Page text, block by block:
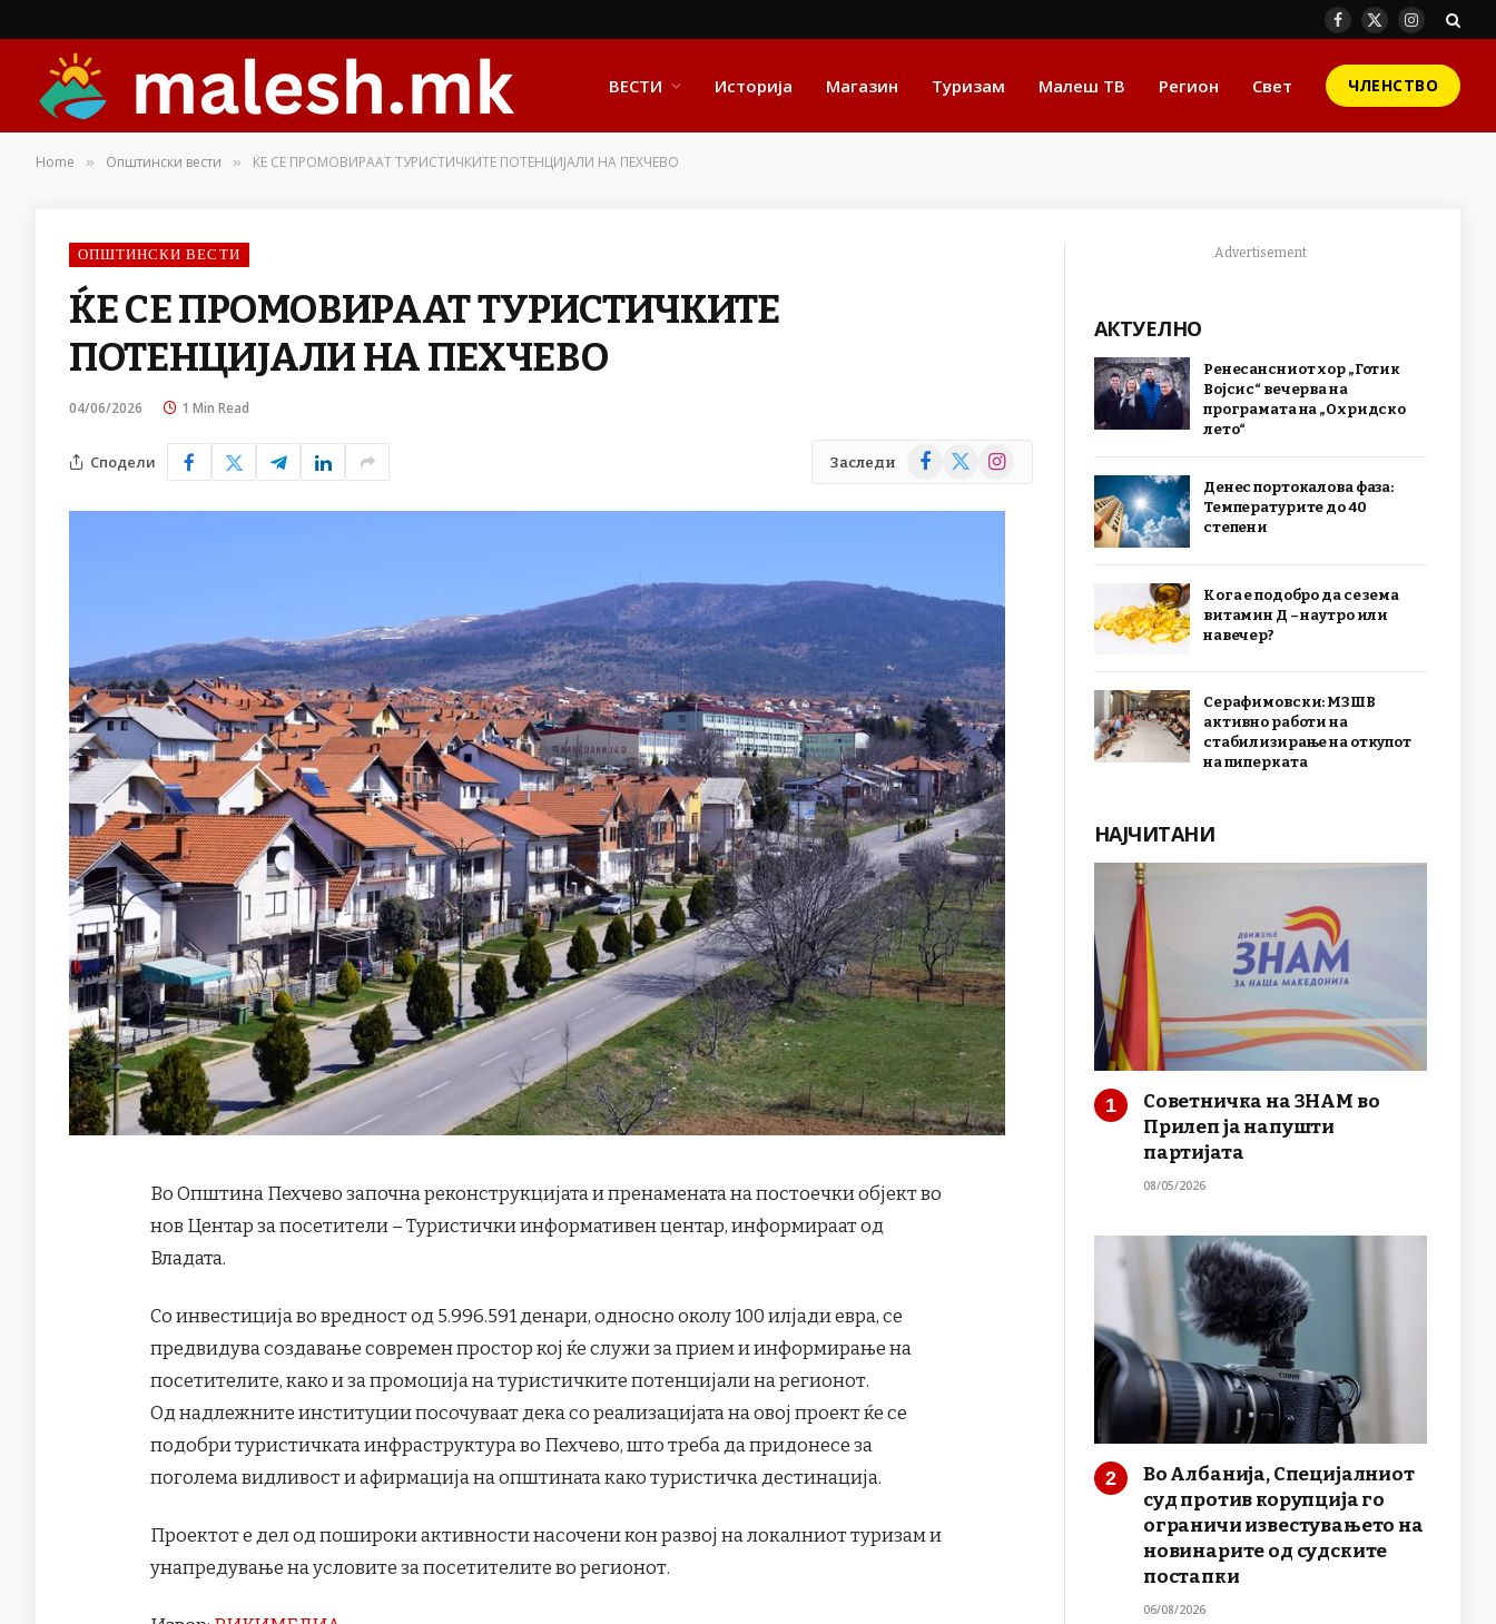
Facebook
X
Instagram
ВЕСТИ Историја Магазин Туризам Малеш ТВ Регион Свет ЧЛЕНСТВО
Home » Општински вести » ЌЕ СЕ ПРОМОВИРААТ ТУРИСТИЧКИТЕ ПОТЕНЦИЈАЛИ НА ПЕХЧЕВО
ОПШТИНСКИ ВЕСТИ
ЌЕ СЕ ПРОМОВИРААТ ТУРИСТИЧКИТЕ
ПОТЕНЦИЈАЛИ НА ПЕХЧЕВО
04/06/2026 1 Min Read
Сподели Заследи Facebook
X
Instagram
Во Општина Пехчево започна реконструкцијата и пренамената на постоечки објект во
нов Центар за посетители – Туристички информативен центар, информираат од
Владата.
Со инвестиција во вредност од 5.996.591 денари, односно околу 100 илјади евра, се
предвидува создавање современ простор кој ќе служи за прием и информирање на
посетителите, како и за промоција на туристичките потенцијали на регионот.
Од надлежните институции посочуваат дека со реализацијата на овој проект ќе се
подобри туристичката инфраструктура во Пехчево, што треба да придонесе за
поголема видливост и афирмација на општината како туристичка дестинација.
Проектот е дел од пошироки активности насочени кон развој на локалниот туризам и
унапредување на условите за посетителите во регионот.
Advertisement
АКТУЕЛНО
Ренесансниот хор „Готик
Војсис“ вечерва на
програмата на „Охридско
лето“
Денес портокалова фаза:
Температурите до 40
степени
Кога е подобро да се зема
витамин Д – наутро или
навечер?
Серафимовски: МЗШВ
активно работи на
стабилизирање на откупот
на пиперката
НАЈЧИТАНИ
Советничка на ЗНАМ во
Прилеп ја напушти
партијата
08/05/2026
Во Албанија, Специјалниот
суд против корупција го
ограничи известувањето на
новинарите од судските
постапки
06/08/2026